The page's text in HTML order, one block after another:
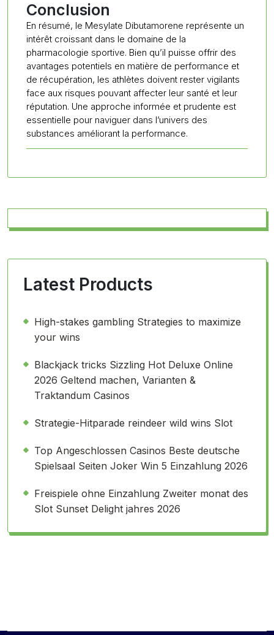
Conclusion
En résumé, le Mesylate Dibutamorene représente un
intérêt croissant dans le domaine de la
pharmacologie sportive. Bien qu’il puisse offrir des
avantages potentiels en matière de performance et
de récupération, les athlètes doivent rester vigilants
face aux risques pouvant affecter leur santé et leur
réputation. Une approche informée et prudente est
essentielle pour naviguer dans l’univers des
substances améliorant la performance.
Latest Products
High-stakes gambling Strategies to maximize
your wins
Blackjack tricks Sizzling Hot Deluxe Online
2026 Geltend machen, Varianten &
Traktandum Casinos
Strategie-Hitparade reindeer wild wins Slot
Top Angeschlossen Casinos Beste deutsche
Spielsaal Seiten Joker Win 5 Einzahlung 2026
Freispiele ohne Einzahlung Zweiter monat des
Slot Sunset Delight jahres 2026